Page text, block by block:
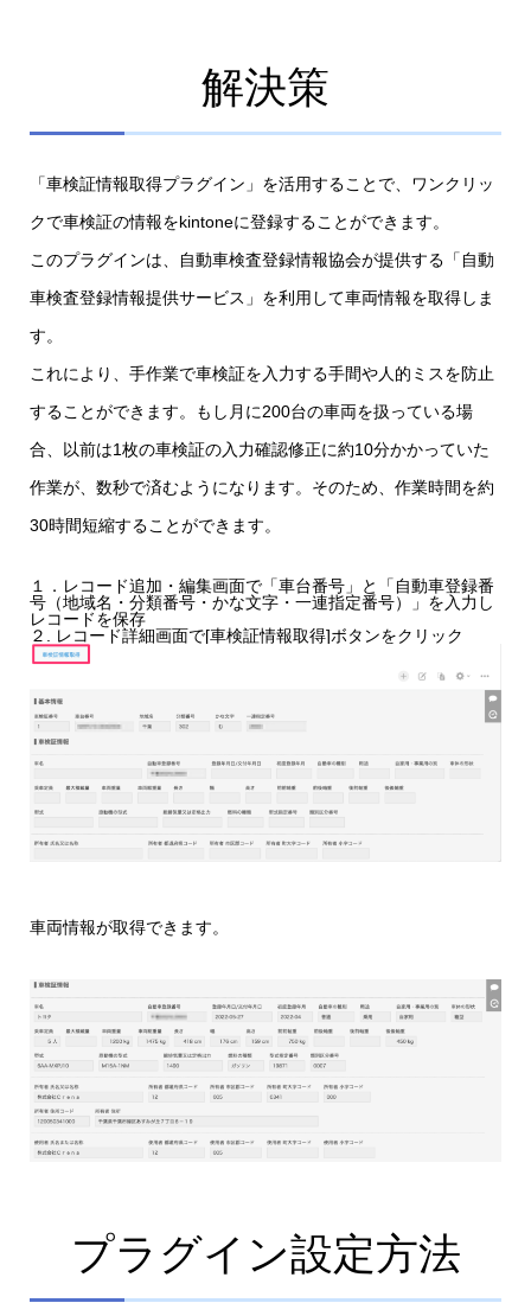
解決策
「車検証情報取得プラグイン」を活用することで、ワンクリッ
クで車検証の情報をkintoneに登録することができます。
このプラグインは、自動車検査登録情報協会が提供する「自動
車検査登録情報提供サービス」を利用して車両情報を取得しま
す。
これにより、手作業で車検証を入力する手間や人的ミスを防止
することができます。もし月に200台の車両を扱っている場
合、以前は1枚の車検証の入力確認修正に約10分かかっていた
作業が、数秒で済むようになります。そのため、作業時間を約
30時間短縮することができます。
１．レコード追加・編集画面で「車台番号」と「自動車登録番
号（地域名・分類番号・かな文字・一連指定番号）」を入力し
レコードを保存
２. レコード詳細画面で[車検証情報取得]ボタンをクリック
車両情報が取得できます。
プラグイン設定方法